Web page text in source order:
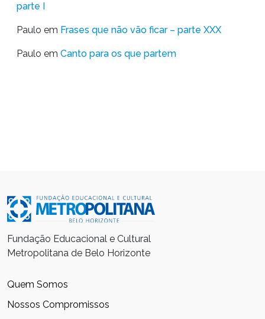
parte I
Paulo em Frases que não vão ficar – parte XXX
Paulo em Canto para os que partem
Fundação Educacional e Cultural
Metropolitana de Belo Horizonte
Quem Somos
Nossos Compromissos